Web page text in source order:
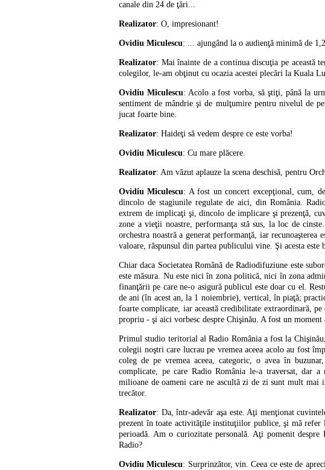
canale din 24 de ţări...
Realizator: O, impresionant!
Ovidiu Miculescu: ... ajungând la o audienţă minimă de
Realizator: Mai înainte de a continua discuţia pe această
colegilor, le-am obţinut cu ocazia acestei plecări la Kuala
Ovidiu Miculescu: Acolo a fost vorba, să ştiţi, până la
sentiment de mândrie şi de mulţumire pentru nivelul de
jucat foarte bine.
Realizator: Haideţi să vedem despre ce este vorba!
Ovidiu Miculescu: Cu mare plăcere.
Realizator: Am văzut aplauze la scena deschisă, pentru
Ovidiu Miculescu: A fost un concert excepţional, cum,
dincolo de stagiunile regulate de aici, din România.
extrem de implicaţi şi, dincolo de implicare şi prezenţă,
zone a vieţii noastre, performanţa stă sus, la loc de
orchestra noastră a generat performanţă, iar
valoare, răspunsul din partea publicului vine. Şi acesta este
Chiar daca Societatea Română de Radiodifuziune este
este măsura. Nu este nici în zona politică, nici în zona
finanţării pe care ne-o asigură publicul este doar cu el.
de ani (în acest an, la 1 noiembrie), vertical, în piaţă;
foarte complicate, iar această credibilitate extraordinară,
propriu - şi aici vorbesc despre Chişinău. A fost un
Primul studio teritorial al Radio România a fost la
colegii noştri care lucrau pe vremea aceea acolo au fost
coleg de pe vremea aceea, categoric, o avea în
complicate, pe care Radio România le-a traversat, dar
milioane de oameni care ne ascultă zi de zi sunt mult
trecător.
Realizator: Da, într-adevăr aşa este. Aţi menţionat
prezent în toate activităţile instituţiilor publice, şi mă refer
perioadă. Am o curiozitate personală. Aţi pomenit
Radio?
Ovidiu Miculescu: Surprinzător, vin. Ceea ce este de